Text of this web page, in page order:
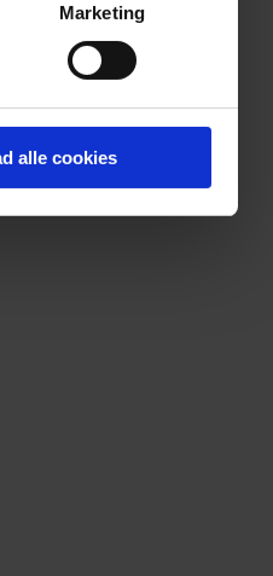
Marketing
alle cookies